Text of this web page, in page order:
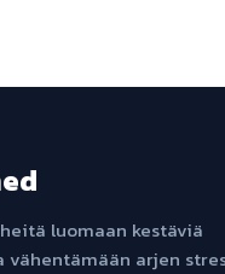
luomaan kestäviä
arjen